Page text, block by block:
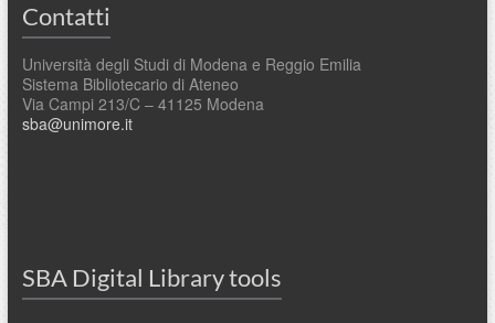
Contatti
Università degli Studi di Modena e Reggio Emilia
Sistema Bibliotecario di Ateneo
Via Campi 213/C – 41125 Modena
sba@unimore.it
SBA Digital Library tools